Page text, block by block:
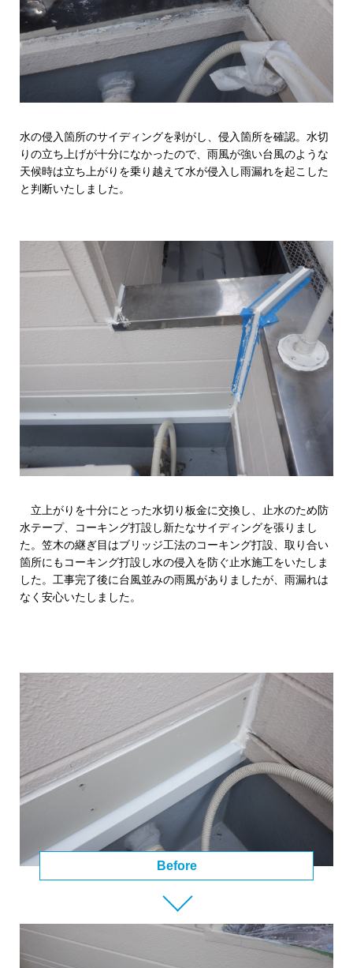
水の侵入箇所のサイディングを剥がし、侵入箇所を確認。水切
りの立ち上げが十分になかったので、雨風が強い台風のような
天候時は立ち上がりを乗り越えて水が侵入し雨漏れを起こした
と判断いたしました。
立上がりを十分にとった水切り板金に交換し、止水のため防
水テープ、コーキング打設し新たなサイディングを張りまし
た。笠木の継ぎ目はブリッジ工法のコーキング打設、取り合い
箇所にもコーキング打設し水の侵入を防ぐ止水施工をいたしま
した。工事完了後に台風並みの雨風がありましたが、雨漏れは
なく安心いたしました。
Before